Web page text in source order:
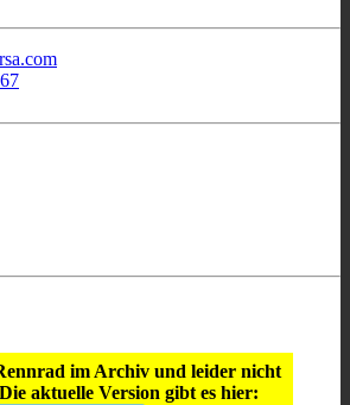
im Archiv und leider nicht
Die aktuelle Version gibt es hier: